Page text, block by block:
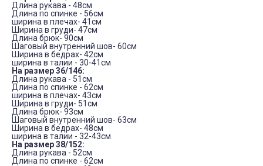
Длина рукава - 48см
Длина по спинке - 56см
ширина в плечах- 41см
Ширина в груди- 47см
Длина брюк- 90см
Шаговый внутренний шов- 60см
Ширина в бедрах- 42см
ширина в талии - 30-41см
На размер 36/146:
Длина рукава - 51см
Длина по спинке - 62см
ширина в плечах- 43см
Ширина в груди- 51см
Длина брюк- 93см
Шаговый внутренний шов- 63см
Ширина в бедрах- 48см
ширина в талии - 32-43см
На размер 38/152:
Длина рукава - 52см
Длина по спинке - 62см